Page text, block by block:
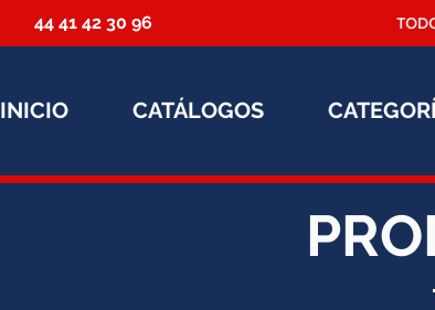
44 41 42 30 96
INICIO CATÁLOGOS